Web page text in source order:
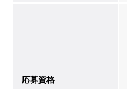
応募資格